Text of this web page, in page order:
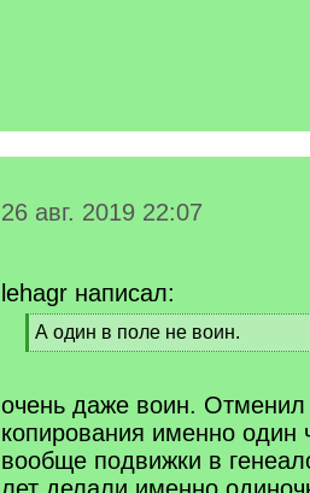
26 авг. 2019 22:07
lehagr написал:
[
q
А один в поле не воин.
[
q
]
очень даже воин. Отменил
копирования именно один
вообще подвижки в